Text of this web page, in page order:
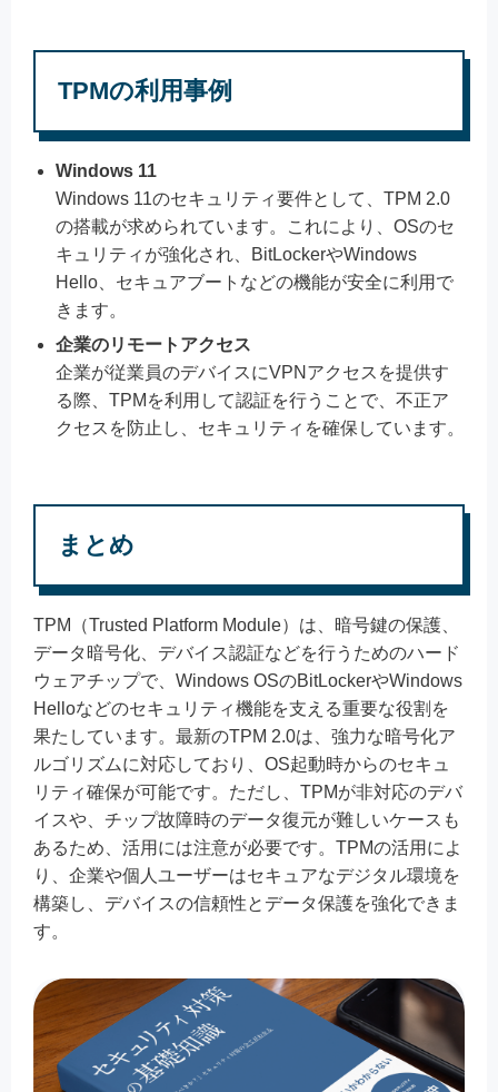
TPMの利用事例
Windows 11
Windows 11のセキュリティ要件として、TPM 2.0
の搭載が求められています。これにより、OSのセ
キュリティが強化され、BitLockerやWindows
Hello、セキュアブートなどの機能が安全に利用で
きます。
企業のリモートアクセス
企業が従業員のデバイスにVPNアクセスを提供す
る際、TPMを利用して認証を行うことで、不正ア
クセスを防止し、セキュリティを確保しています。
まとめ
TPM（Trusted Platform Module）は、暗号鍵の保護、
データ暗号化、デバイス認証などを行うためのハード
ウェアチップで、Windows OSのBitLockerやWindows
Helloなどのセキュリティ機能を支える重要な役割を
果たしています。最新のTPM 2.0は、強力な暗号化ア
ルゴリズムに対応しており、OS起動時からのセキュ
リティ確保が可能です。ただし、TPMが非対応のデバ
イスや、チップ故障時のデータ復元が難しいケースも
あるため、活用には注意が必要です。TPMの活用によ
り、企業や個人ユーザーはセキュアなデジタル環境を
構築し、デバイスの信頼性とデータ保護を強化できま
す。